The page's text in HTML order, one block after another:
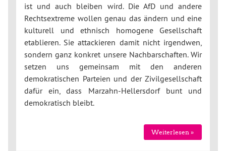
ist und auch bleiben wird. Die AfD und andere
Rechtsextreme wollen genau das ändern und eine
kulturell und ethnisch homogene Gesellschaft
etablieren. Sie attackieren damit nicht irgendwen,
sondern ganz konkret unsere Nachbarschaften. Wir
setzen uns gemeinsam mit den anderen
demokratischen Parteien und der Zivilgesellschaft
dafür ein, dass Marzahn-Hellersdorf bunt und
demokratisch bleibt.
Weiterlesen »